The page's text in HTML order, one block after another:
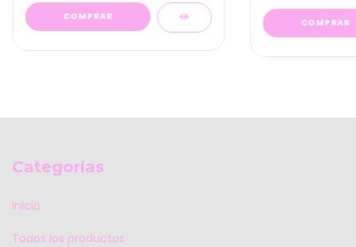
Categorías
Inicio
Todos los productos